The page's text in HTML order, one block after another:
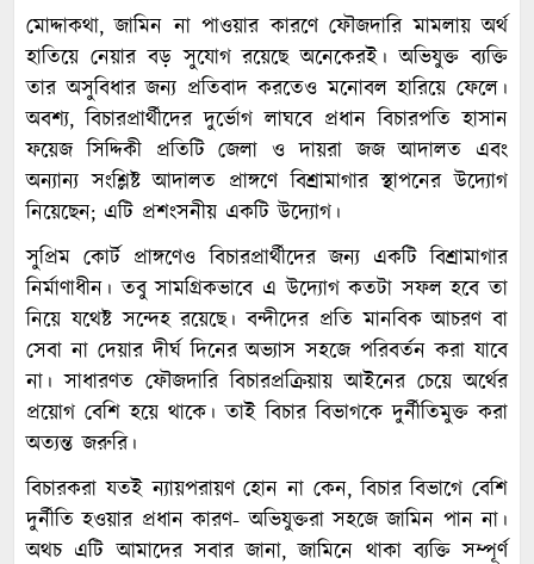
মোদ্দাকথা, জামিন না পাওয়ার কারণে ফৌজদারি মামলায় অর্থ
হাতিয়ে নেয়ার বড় সুযোগ রয়েছে অনেকেরই। অভিযুক্ত ব্যক্তি
তার অসুবিধার জন্য প্রতিবাদ করতেও মনোবল হারিয়ে ফেলে।
অবশ্য, বিচারপ্রার্থীদের দুর্ভোগ লাঘবে প্রধান বিচারপতি হাসান
ফয়েজ সিদ্দিকী প্রতিটি জেলা ও দায়রা জজ আদালত এবং
অন্যান্য সংশ্লিষ্ট আদালত প্রাঙ্গণে বিশ্রামাগার স্থাপনের উদ্যোগ
নিয়েছেন; এটি প্রশংসনীয় একটি উদ্যোগ।
সুপ্রিম কোর্ট প্রাঙ্গণেও বিচারপ্রার্থীদের জন্য একটি বিশ্রামাগার
নির্মাণাধীন। তবু সামগ্রিকভাবে এ উদ্যোগ কতটা সফল হবে তা
নিয়ে যথেষ্ট সন্দেহ রয়েছে। বন্দীদের প্রতি মানবিক আচরণ বা
সেবা না দেয়ার দীর্ঘ দিনের অভ্যাস সহজে পরিবর্তন করা যাবে
না। সাধারণত ফৌজদারি বিচারপ্রক্রিয়ায় আইনের চেয়ে অর্থের
প্রয়োগ বেশি হয়ে থাকে। তাই বিচার বিভাগকে দুর্নীতিমুক্ত করা
অত্যন্ত জরুরি।
বিচারকরা যতই ন্যায়পরায়ণ হোন না কেন, বিচার বিভাগে বেশি
দুর্নীতি হওয়ার প্রধান কারণ- অভিযুক্তরা সহজে জামিন পান না।
অথচ এটি আমাদের সবার জানা, জামিনে থাকা ব্যক্তি সম্পূর্ণ